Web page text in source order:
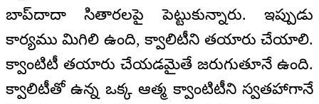
బాప్‌దాదా సితారలపై పెట్టుకున్నారు. ఇప్పుడు
కార్యము మిగిలి ఉంది, క్వాలిటీని తయారు చేయాలి.
క్వాంటిటీ తయారు చేయడమైతే జరుగుతూనే ఉంది.
క్వాలిటీతో ఉన్న ఒక్క ఆత్మ క్వాంటిటీని స్వతహాగానే